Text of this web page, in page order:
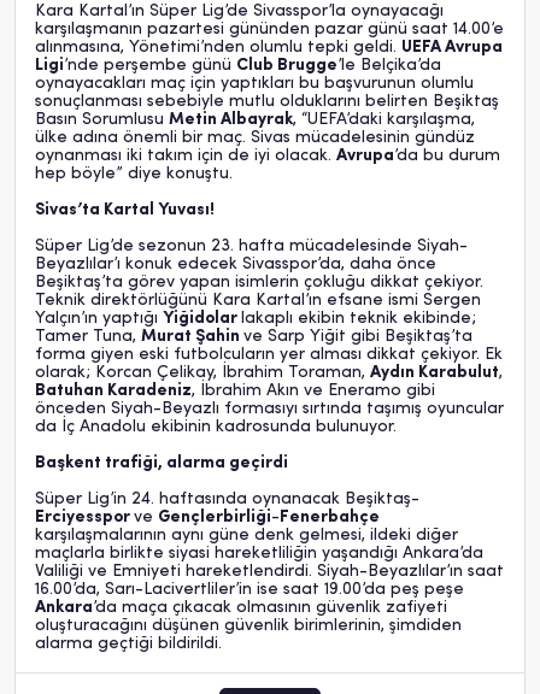
Kara Kartal’ın Süper Lig’de Sivasspor’la oynayacağı
karşılaşmanın pazartesi gününden pazar günü saat 14.00’e
alınmasına, Yönetimi’nden olumlu tepki geldi. UEFA Avrupa
Ligi’nde perşembe günü Club Brugge’le Belçika’da
oynayacakları maç için yaptıkları bu başvurunun olumlu
sonuçlanması sebebiyle mutlu olduklarını belirten Beşiktaş
Basın Sorumlusu Metin Albayrak, “UEFA’daki karşılaşma,
ülke adına önemli bir maç. Sivas mücadelesinin gündüz
oynanması iki takım için de iyi olacak. Avrupa’da bu durum
hep böyle” diye konuştu.
Sivas’ta Kartal Yuvası!
Süper Lig’de sezonun 23. hafta mücadelesinde Siyah-
Beyazlılar’ı konuk edecek Sivasspor’da, daha önce
Beşiktaş’ta görev yapan isimlerin çokluğu dikkat çekiyor.
Teknik direktörlüğünü Kara Kartal’ın efsane ismi Sergen
Yalçın’ın yaptığı Yiğidolar lakaplı ekibin teknik ekibinde;
Tamer Tuna, Murat Şahin ve Sarp Yiğit gibi Beşiktaş’ta
forma giyen eski futbolcuların yer alması dikkat çekiyor. Ek
olarak; Korcan Çelikay, İbrahim Toraman, Aydın Karabulut,
Batuhan Karadeniz, İbrahim Akın ve Eneramo gibi
önceden Siyah-Beyazlı formasıyı sırtında taşımış oyuncular
da İç Anadolu ekibinin kadrosunda bulunuyor.
Başkent trafiği, alarma geçirdi
Süper Lig’in 24. haftasında oynanacak Beşiktaş-
Erciyesspor ve Gençlerbirliği- Fenerbahçe
karşılaşmalarının aynı güne denk gelmesi, ildeki diğer
maçlarla birlikte siyasi hareketliliğin yaşandığı Ankara’da
Valiliği ve Emniyeti hareketlendirdi. Siyah-Beyazlılar’ın saat
16.00’da, Sarı-Lacivertliler’in ise saat 19.00’da peş peşe
Ankara’da maça çıkacak olmasının güvenlik zafiyeti
oluşturacağını düşünen güvenlik birimlerinin, şimdiden
alarma geçtiği bildirildi.